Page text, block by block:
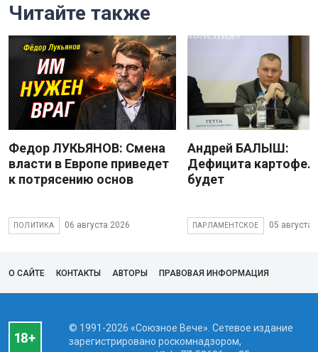
Читайте также
Федор ЛУКЬЯНОВ: Смена
власти в Европе приведет
к потрясению основ
ПОЛИТИКА 06 августа 2026
Андрей БАЛЫШ:
Дефицита
будет
ПАРЛАМЕНТСКОЕ 05 августа
О САЙТЕ КОНТАКТЫ АВТОРЫ ПРАВОВАЯ ИНФОРМАЦИЯ
© 1991-2026 «Союзное Вече». Сетевое издание
зарегистрировано роскомнадзором,